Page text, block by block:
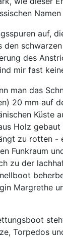
auf,
den
des
mir fast
man das
20 mm auf
Küste
Holz
zu rotten
Funkraum
zu der
Margrethe
Torpedos